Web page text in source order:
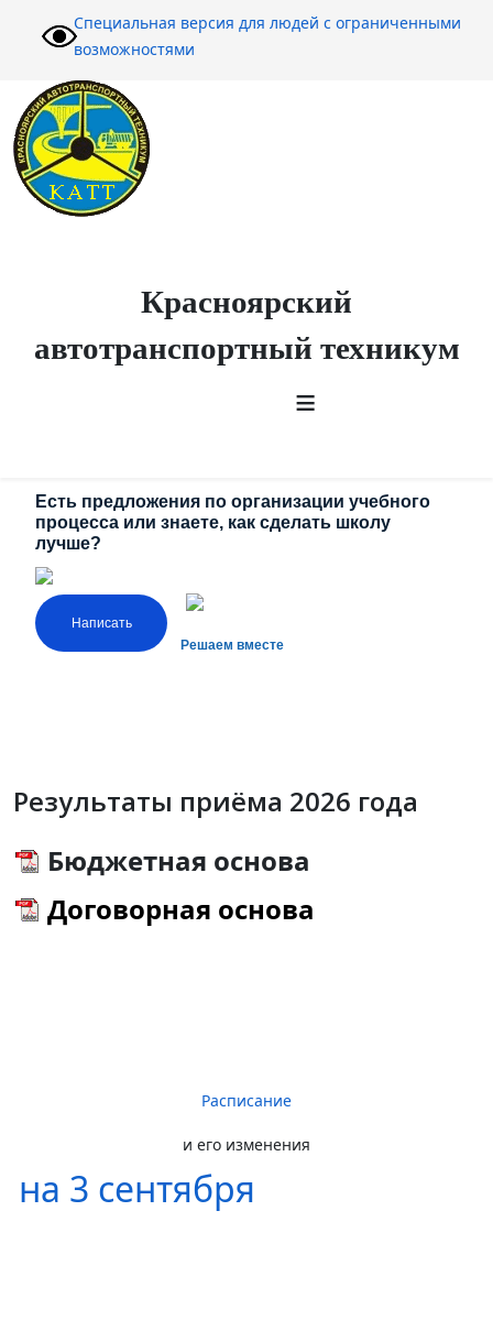
Специальная версия для людей с ограниченными
возможностями
Красноярский
автотранспортный техникум
≡
Есть предложения по организации учебного
процесса или знаете, как сделать школу
лучше?
Написать
Решаем вместе
Результаты приёма 2026 года
Бюджетная основа
Договорная основа
Расписание
и его изменения
на 3 сентября